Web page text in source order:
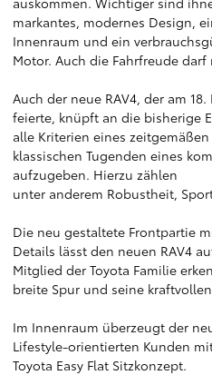
markantes, modernes Design,
Innenraum und ein
Motor. Auch die Fahrfreude
Auch der neue RAV4, der am
feierte, knüpft an die bisherige
alle Kriterien eines
klassischen Tugenden eines
aufzugeben. Hierzu zählen
unter anderem Robustheit,
Die neu gestaltete Frontpartie
Details lässt den neuen RAV4
Mitglied der Toyota Familie
breite Spur und seine
Im Innenraum überzeugt der
Lifestyle-orientierten Kunden
Toyota Easy Flat Sitzkonzept.